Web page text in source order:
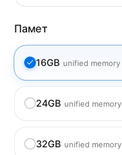
Памет
16GB unified memory
24GB unified memory
32GB unified memory